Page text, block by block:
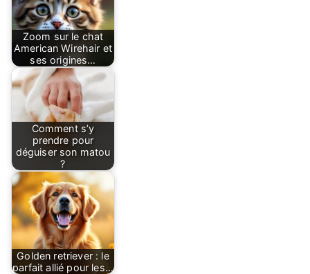
Zoom sur le chat
American Wirehair et
ses origines…
Comment s’y
prendre pour
déguiser son matou
?
Golden retriever : le
parfait allié pour les…